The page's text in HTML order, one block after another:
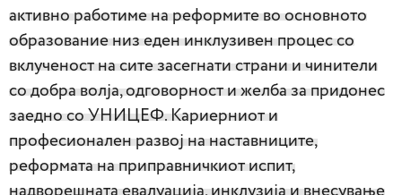
активно работиме на реформите во основното
образование низ еден инклузивен процес со
вклученост на сите засегнати страни и чинители
со добра волја, одговорност и желба за придонес
заедно со УНИЦЕФ. Кариерниот и
професионален развој на наставниците,
реформата на приправничкиот испит,
надворешната евалуација, инклузија и внесување